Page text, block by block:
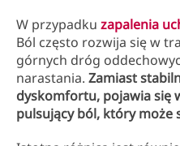
W przypadku zapalenia
Ból często rozwija się w
górnych dróg
narastania. Zamiast
dyskomfortu, pojawia się
pulsujący ból, który może